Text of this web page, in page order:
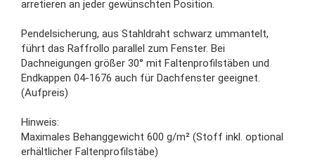
arretieren an jeder gewünschten Position.
Pendelsicherung, aus Stahldraht schwarz ummantelt,
führt das Raffrollo parallel zum Fenster. Bei
Dachneigungen größer 30° mit Faltenprofilstäben und
Endkappen 04-1676 auch für Dachfenster geeignet.
(Aufpreis)
Hinweis:
Maximales Behanggewicht 600 g/m² (Stoff inkl. optional
erhältlicher Faltenprofilstäbe)